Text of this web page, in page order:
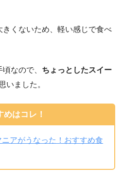
くないため、軽い感じで食べ
なので、 ちょっとしたスイー
いました。
はコレ！
ニアがうなった！おすすめ食